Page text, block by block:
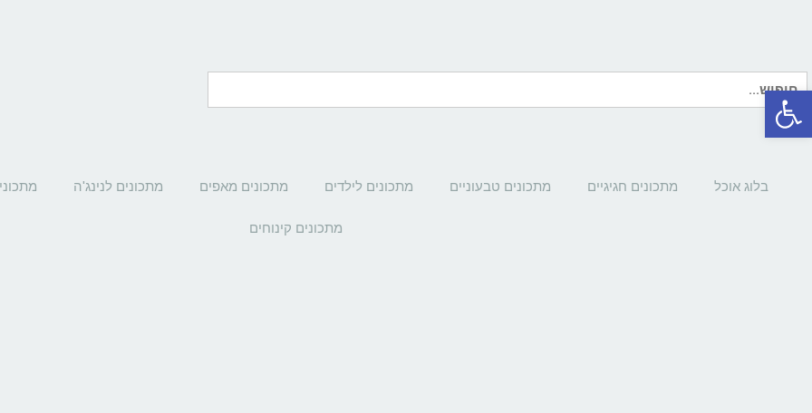
פתח סרגל נגישות
חיפוש
עבור:
בלוג אוכל מתכונים חגיגיים מתכונים טבעוניים מתכונים לילדים מתכונים מאפים מתכונים לנינג'ה
מתכונים קינוחים